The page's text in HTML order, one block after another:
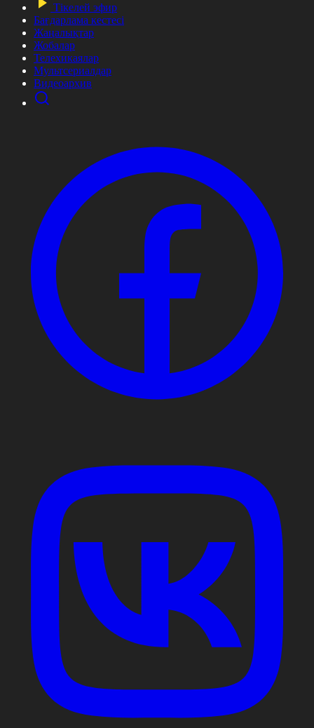
Тікелей эфир
Бағдарлама кестесі
Жаңалықтар
Жобалар
Телехикаялар
Мультсериалдар
Видеоархив